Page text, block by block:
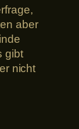
aber
gibt
nicht